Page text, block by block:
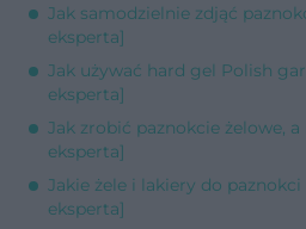
Jak samodzielnie zdjąć
eksperta]
Jak używać hard gel Polish
eksperta]
Jak zrobić paznokcie żelowe,
eksperta]
Jakie żele i lakiery do
eksperta]